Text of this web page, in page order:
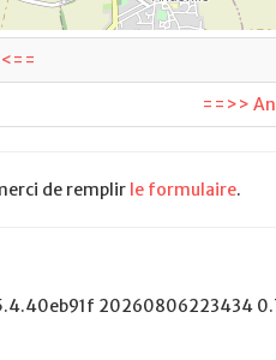
==>>
de remplir le formulaire.
20260806223434